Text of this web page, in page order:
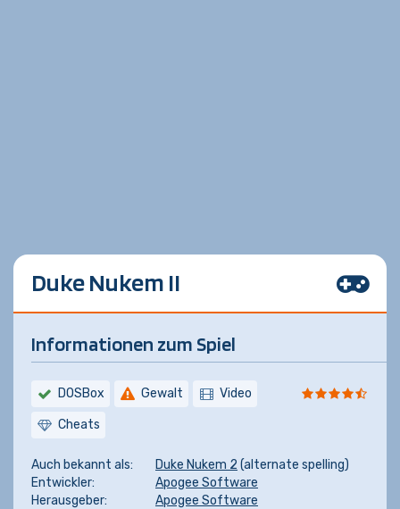
Duke Nukem II
Informationen zum Spiel
DOSBox Gewalt Video
Cheats
Auch bekannt als: Duke Nukem 2 (alternate spelling)
Entwickler:
Apogee Software
Herausgeber:
Apogee Software